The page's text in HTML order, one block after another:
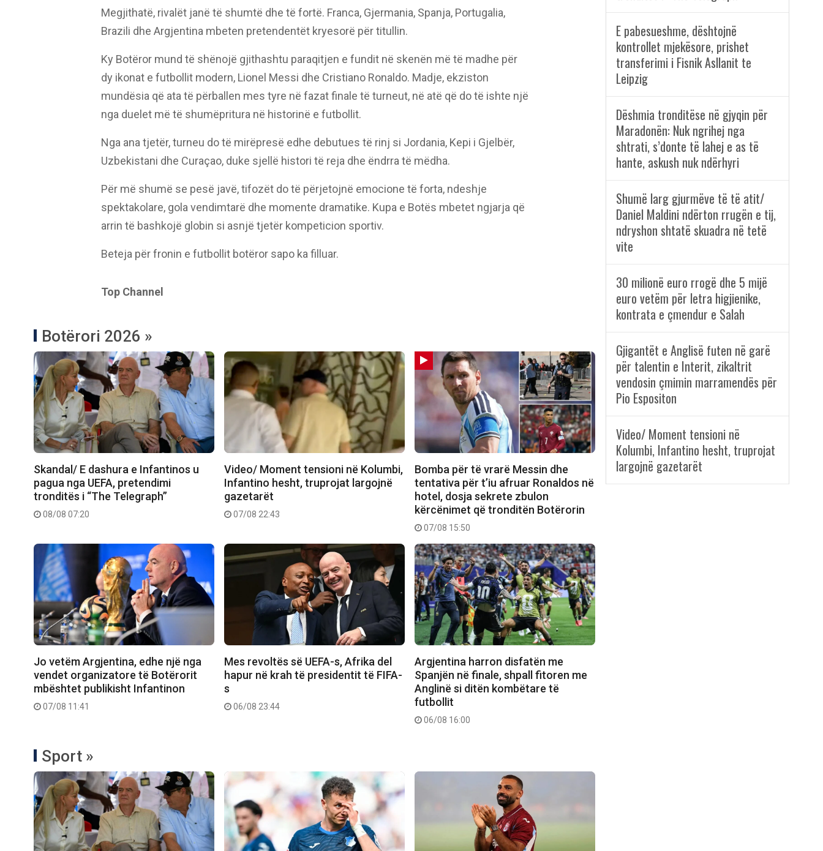
Megjithatë, rivalët janë të shumtë dhe të fortë. Franca, Gjermania, Spanja, Portugalia,
Brazili dhe Argjentina mbeten pretendentët kryesorë për titullin.
Ky Botëror mund të shënojë gjithashtu paraqitjen e fundit në skenën më të madhe për
dy ikonat e futbollit modern, Lionel Messi dhe Cristiano Ronaldo. Madje, ekziston
mundësia që ata të përballen mes tyre në fazat finale të turneut, në atë që do të ishte një
nga duelet më të shumëpritura në historinë e futbollit.
Nga ana tjetër, turneu do të mirëpresë edhe debutues të rinj si Jordania, Kepi i Gjelbër,
Uzbekistani dhe Curaçao, duke sjellë histori të reja dhe ëndrra të mëdha.
Për më shumë se pesë javë, tifozët do të përjetojnë emocione të forta, ndeshje
spektakolare, gola vendimtarë dhe momente dramatike. Kupa e Botës mbetet ngjarja që
arrin të bashkojë globin si asnjë tjetër kompeticion sportiv.
Beteja për fronin e futbollit botëror sapo ka filluar.
Top Channel
Botërori 2026 »
Skandal/ E dashura e Infantinos u
pagua nga UEFA, pretendimi
tronditës i “The Telegraph”
08/08 07:20
Video/ Moment tensioni në Kolumbi,
Infantino hesht, truprojat largojnë
gazetarët
07/08 22:43
Bomba për të vrarë Messin dhe
tentativa për t’iu afruar Ronaldos në
hotel, dosja sekrete zbulon
kërcënimet që tronditën Botërorin
07/08 15:50
Jo vetëm Argjentina, edhe një nga
vendet organizatore të Botërorit
mbështet publikisht Infantinon
07/08 11:41
Mes revoltës së UEFA-s, Afrika del
hapur në krah të presidentit të FIFA-
s
06/08 23:44
Argjentina harron disfatën me
Spanjën në finale, shpall fitoren me
Anglinë si ditën kombëtare të
futbollit
06/08 16:00
Sport »
E pabesueshme, dështojnë
kontrollet mjekësore, prishet
transferimi i Fisnik Asllanit te
Leipzig
Dëshmia tronditëse në gjyqin për
Maradonën: Nuk ngrihej nga
shtrati, s’donte të lahej e as të
hante, askush nuk ndërhyri
Shumë larg gjurmëve të të atit/
Daniel Maldini ndërton rrugën e tij,
ndryshon shtatë skuadra në tetë
vite
30 milionë euro rrogë dhe 5 mijë
euro vetëm për letra higjienike,
kontrata e çmendur e Salah
Gjigantët e Anglisë futen në garë
për talentin e Interit, zikaltrit
vendosin çmimin marramendës për
Pio Espositon
Video/ Moment tensioni në
Kolumbi, Infantino hesht, truprojat
largojnë gazetarët